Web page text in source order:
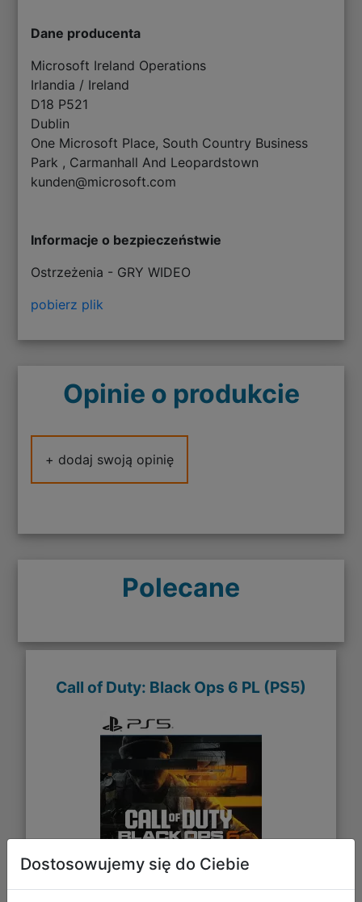
Dane producenta
Microsoft Ireland Operations
Irlandia / Ireland
D18 P521
Dublin
One Microsoft Place, South Country Business
Park , Carmanhall And Leopardstown
kunden@microsoft.com
Informacje o bezpieczeństwie
Ostrzeżenia - GRY WIDEO
pobierz plik
Opinie o produkcie
+ dodaj swoją opinię
Polecane
Call of Duty: Black Ops 6 PL (PS5)
Dostosowujemy się do Ciebie